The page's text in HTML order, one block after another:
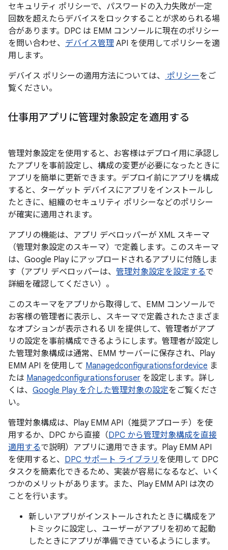
セキュリティ ポリシーで、パスワードの入力失敗が一定
回数を超えたらデバイスをロックすることが求められる場
合があります。DPC は EMM コンソールに現在のポリシー
を問い合わせ、 デバイス管理 API を使用してポリシーを適
用します。
デバイス ポリシーの適用方法については、
ポリシーをご
覧ください。
仕事用アプリに管理対象設定を適用する
管理対象設定を使用すると、お客様はデプロイ用に承認し
たアプリを事前設定し、構成の変更が必要になったときに
アプリを簡単に更新できます。デプロイ前にアプリを構成
すると、ターゲット デバイスにアプリをインストールし
たときに、組織のセキュリティ ポリシーなどのポリシー
が確実に適用されます。
アプリの機能は、アプリ デベロッパーが XML スキーマ
（管理対象設定のスキーマ）で定義します。このスキーマ
は、Google Play にアップロードされるアプリに付随しま
す（アプリ デベロッパーは、 管理対象設定を設定するで
詳細を確認してください）。
このスキーマをアプリから取得して、EMM コンソールで
お客様の管理者に表示し、スキーマで定義されたさまざま
なオプションが表示される UI を提供して、管理者がアプ
リの設定を事前構成できるようにします。管理者が設定し
た管理対象構成は通常、EMM サーバーに保存され、Play
EMM API を使用して Managedconfigurationsfordevice ま
たは Managedconfigurationsforuser を設定します。詳し
くは、 Google Play を介した管理対象の設定をご覧くださ
い。
管理対象構成は、Play EMM API（推奨アプローチ）を使
用するか、DPC から直接（DPC から管理対象構成を直接
適用するで説明）アプリに適用できます。Play EMM API
を使用すると、 DPC サポート ライブラリ を使用して DPC
タスクを簡素化できるため、実装が容易になるなど、いく
つかのメリットがあります。また、Play EMM API は次の
ことを行います。
新しいアプリがインストールされたときに構成をア
トミックに設定し、ユーザーがアプリを初めて起動
したときにアプリが準備できているようにします。